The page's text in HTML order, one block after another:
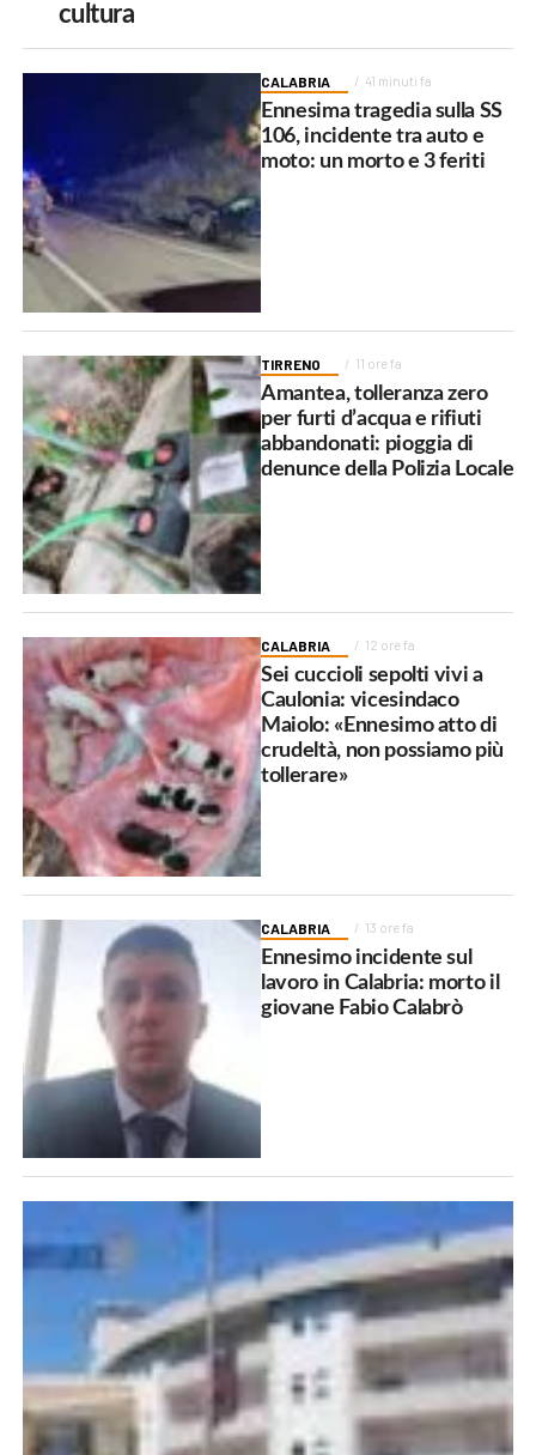
cultura
CALABRIA 41 minuti fa
Ennesima tragedia sulla SS
106, incidente tra auto e
moto: un morto e 3 feriti
TIRRENO 11 ore fa
Amantea, tolleranza zero
per furti d’acqua e rifiuti
abbandonati: pioggia di
denunce della Polizia Locale
CALABRIA 12 ore fa
Sei cuccioli sepolti vivi a
Caulonia: vicesindaco
Maiolo: «Ennesimo atto di
crudeltà, non possiamo più
tollerare»
CALABRIA 13 ore fa
Ennesimo incidente sul
lavoro in Calabria: morto il
giovane Fabio Calabrò